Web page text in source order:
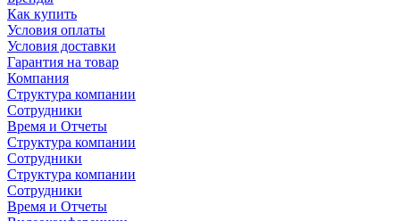
Как купить
Условия оплаты
Условия доставки
Гарантия на товар
Компания
Структура компании
Сотрудники
Время и Отчеты
Структура компании
Сотрудники
Структура компании
Сотрудники
Время и Отчеты